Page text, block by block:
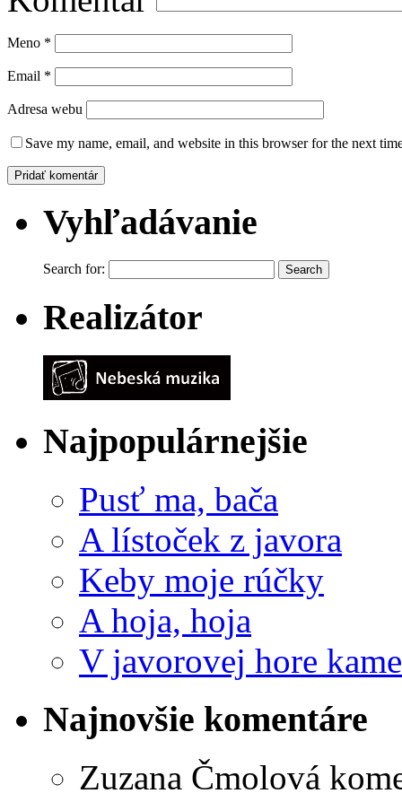
Meno *
Email *
Adresa webu
Save my name, email, and website in this browser for the next
Vyhľadávanie
Search for:
Realizátor
Najpopulárnejšie
Pusť ma, bača
A lístoček z javora
Keby moje rúčky
A hoja, hoja
V javorovej hore
Najnovšie komentáre
Zuzana Čmolová